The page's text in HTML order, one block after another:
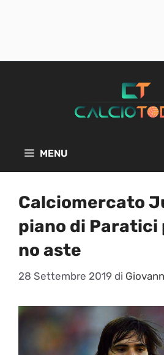
MENU
Calciomercato
piano di Paratici
no aste
28 Settembre 2019 di